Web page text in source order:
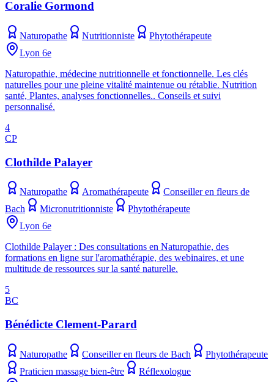
Coralie Gormond
Naturopathe Nutritionniste
Phytothérapeute
Lyon 6e
Naturopathie, médecine nutritionnelle et fonctionnelle. Les clés
naturelles pour une pleine vitalité maintenue ou rétablie. Nutrition
santé, Plantes, analyses fonctionnelles.. Conseils et suivi
personnalisé.
4
CP
Clothilde Palayer
Naturopathe Aromathérapeute
Conseiller en fleurs de
Bach
Micronutritionniste
Phytothérapeute
Lyon 6e
Clothilde Palayer : Des consultations en Naturopathie, des
formations en ligne sur l'aromathérapie, des webinaires, et une
multitude de ressources sur la santé naturelle.
5
BC
Bénédicte Clement-Parard
Naturopathe Conseiller en fleurs de Bach
Phytothérapeute
Praticien massage bien-être
Réflexologue